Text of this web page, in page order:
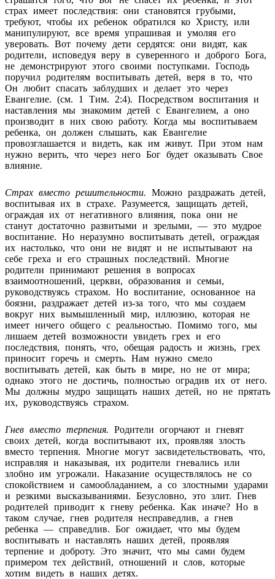
страх имеет последствия: они становятся грубыми,
требуют, чтобы их ребенок обратился ко Христу, или
манипулируют, все время упрашивая и умоляя его
уверовать. Вот почему дети сердятся: они видят, как
родители, исповедуя веру в суверенного и доброго Бога,
не демонстрируют этого своими поступками. Господь
поручил родителям воспитывать детей, веря в то, что
Он любит спасать заблудших и делает это через
Евангелие. (см. 1 Тим. 2:4). Посредством воспитания и
наставления мы знакомим детей с Евангелием, а оно
производит в них свою работу. Когда мы воспитываем
ребенка, он должен слышать, как Евангелие
провозглашается и видеть, как им живут. При этом нам
нужно верить, что через него Бог будет оказывать Свое
влияние.
Страх вместо решительности. Можно раздражать детей,
воспитывая их в страхе. Разумеется, защищать детей,
ограждая их от негативного влияния, пока они не
станут достаточно развитыми и зрелыми, — это мудрое
воспитание. Но неразумно воспитывать детей, ограждая
их настолько, что они не видят и не испытывают на
себе греха и его страшных последствий. Многие
родители принимают решения в вопросах
взаимоотношений, церкви, образования и семьи,
руководствуясь страхом. Но воспитание, основанное на
боязни, раздражает детей из-за того, что мы создаем
вокруг них вымышленный мир, иллюзию, которая не
имеет ничего общего с реальностью. Помимо того, мы
лишаем детей возможности увидеть грех и его
последствия, понять, что, обещая радость и жизнь, грех
приносит горечь и смерть. Нам нужно смело
воспитывать детей, как быть в мире, но не от мира;
однако этого не достичь, полностью оградив их от него.
Мы должны мудро защищать наших детей, но не прятать
их, руководствуясь страхом.
Гнев вместо терпения. Родители огорчают и гневят
своих детей, когда воспитывают их, проявляя злость
вместо терпения. Многие могут засвидетельствовать, что,
исправляя и наказывая, их родители гневались или
злобно им угрожали. Наказание осуществлялось не со
спокойствием и самообладанием, а со злостными ударами
и резкими высказываниями. Безусловно, это злит. Гнев
родителей приводит к гневу ребенка. Как иначе? Но в
таком случае, гнев родителя несправедлив, а гнев
ребенка — справедлив. Бог ожидает, что мы будем
воспитывать и наставлять наших детей, проявляя
терпение и доброту. Это значит, что мы сами будем
примером тех действий, отношений и слов, которые
хотим видеть в наших детях.